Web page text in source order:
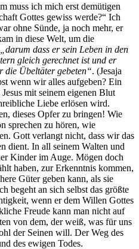
muss ich mich erst demütigen
Gottes gewiss werde?“ Ich
ohne Sünde, ja noch mehr, er
in diese Welt, um die
„darum dass er sein Leben in den
gleich gerechnet ist und er
die Übeltäter gebeten“. (Jesaja
wenn wir alles aufgeben? Ein
mit seinem eigenen Blut
Liebe erlösen wird.
dieses Opfer zu bringen! Wie
sprechen zu hören, wie
Gott verlangt nicht, dass wir das
dient. In all seinem Walten und
Kinder im Auge. Mögen doch
haben, zur Erkenntnis kommen,
Güter geben kann, als sie
begeht an sich selbst das größte
wenn er dem Willen Gottes
Freude kann man nicht auf
von dem, der weiß, was für uns
der Seinen will. Der Weg des
des ewigen Todes.